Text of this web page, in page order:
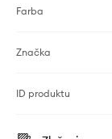
Farba
Značka
ID produktu